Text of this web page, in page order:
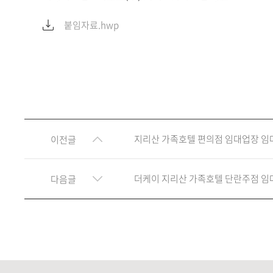
붙임자료.hwp
이전글 지리산 가족호텔 편의점 임대업장 임
다음글 더케이 지리산 가족호텔 단란주점 임